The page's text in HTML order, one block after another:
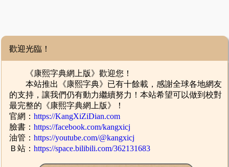
歡迎光臨！
《康熙字典網上版》歡迎您！
本站推出《康熙字典》已有十餘載，感謝全球各地網友
的支持，讓我們仍有動力繼續努力！本站希望可以做到校對
最完整的《康熙字典網上版》！
官網：https://KangXiZiDian.com
臉書：https://facebook.com/kangxicj
油管：https://youtube.com/@kangxicj
Ｂ站：https://space.bilibili.com/362131683